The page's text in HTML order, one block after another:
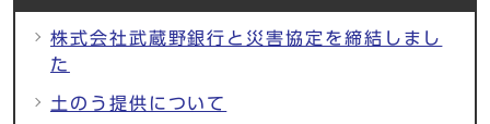
株式会社武蔵野銀行と災害協定を締結しまし
た
土のう提供について